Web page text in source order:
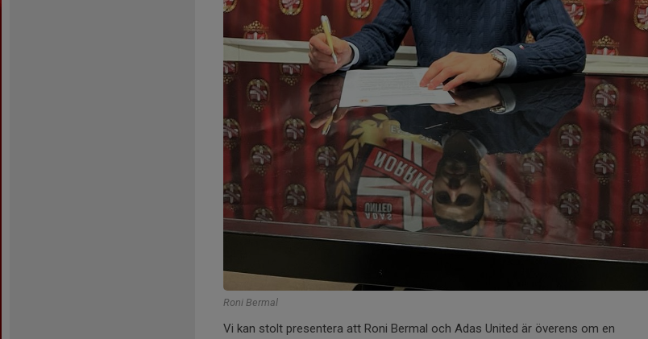
Roni Bermal
Vi kan stolt presentera att Roni Bermal och Adas United är överens om en